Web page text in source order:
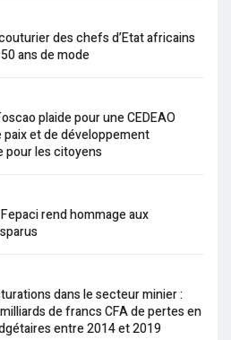
des chefs d’Etat africains
ans de mode
plaide pour une CEDEAO
paix et de développement
pour les citoyens
rend hommage aux
dans le secteur minier :
de francs CFA de pertes en
entre 2014 et 2019